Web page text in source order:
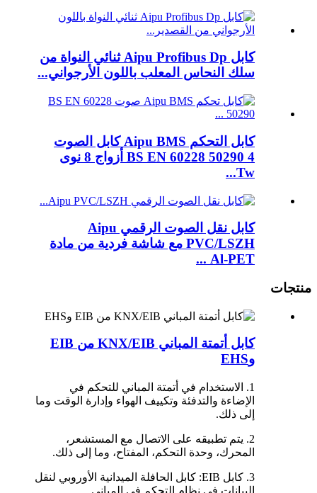
كابل Aipu Profibus Dp ثنائي النواة من
سلك النحاس المعلب باللون الأرجواني...
كابل التحكم Aipu BMS كابل الصوت
BS EN 60228 50290 4 أزواج 8 نوى
Tw...
كابل نقل الصوت الرقمي Aipu
PVC/LSZH مع شاشة فردية من مادة
Al-PET ...
منتجات
كابل أتمتة المباني KNX/EIB من EIB
وEHS
1. الاستخدام في أتمتة المباني للتحكم في
الإضاءة والتدفئة وتكييف الهواء وإدارة الوقت وما
إلى ذلك.
2. يتم تطبيقه على الاتصال مع المستشعر،
المحرك، وحدة التحكم، المفتاح، وما إلى ذلك.
3. كابل EIB: كابل الحافلة الميدانية الأوروبي لنقل